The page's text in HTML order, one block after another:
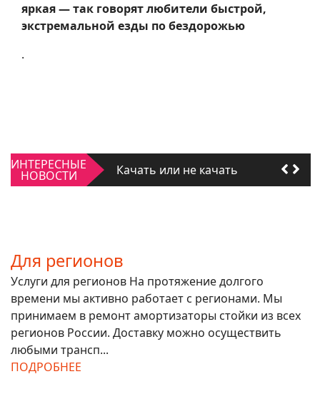
яркая — так говорят любители быстрой,
экстремальной езды по бездорожью
.
ИНТЕРЕСНЫЕ
НОВОСТИ Для регионов
Для регионов
Услуги для регионов На протяжение долгого
времени мы активно работает с регионами. Мы
принимаем в ремонт амортизаторы стойки из всех
регионов России. Доставку можно осуществить
любыми трансп...
ПОДРОБНЕЕ